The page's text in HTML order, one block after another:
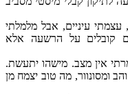
עיניים, אבל מלמלתי
קובלים על הרשעה אלא
אין מצב. מישהו יתעשת.
הייתי טיפש נאמן בן 22. מאוהב ומסונוור, מה טוב יצמח מן